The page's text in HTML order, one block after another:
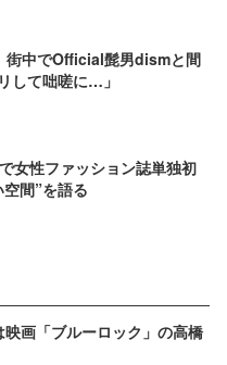
街中でOfficial髭男dismと間
して咄嗟に…」
女性ファッション誌単独初
間”を語る
画「ブルーロック」の高橋